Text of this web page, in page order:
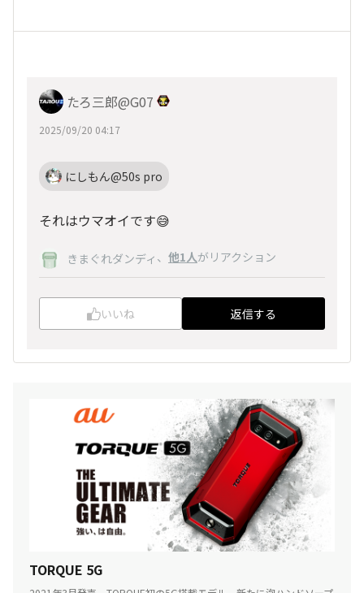
たろ三郎@G07
2025/09/20 04:17
にしもん@50s pro
それはウマオイです😅
きまぐれダンディ 、 他1人がリアクション
いいね 返信する
TORQUE 5G